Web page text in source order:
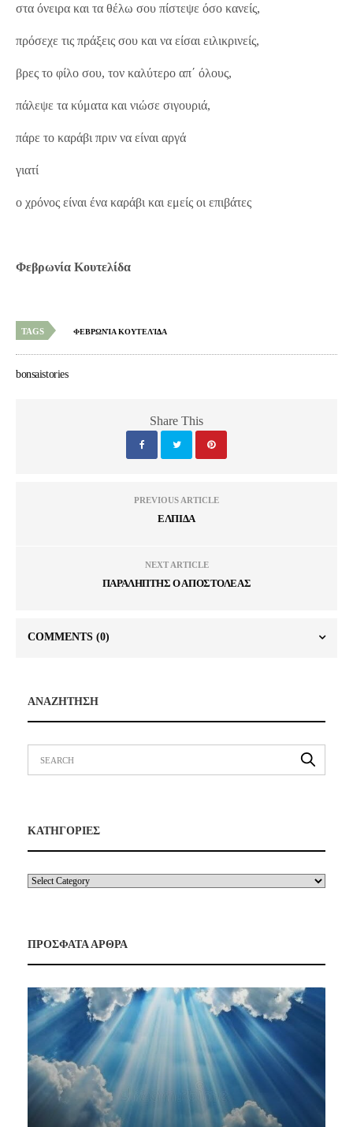
στα όνειρα και τα θέλω σου πίστεψε όσο κανείς,
πρόσεχε τις πράξεις σου και να είσαι ειλικρινείς,
βρες το φίλο σου, τον καλύτερο απ΄ όλους,
πάλεψε τα κύματα και νιώσε σιγουριά,
πάρε το καράβι πριν να είναι αργά
γιατί
ο χρόνος είναι ένα καράβι και εμείς οι επιβάτες
Φεβρωνία Κουτελίδα
TAGS ΦΕΒΡΩΝΊΑ ΚΟΥΤΕΛΊΔΑ
bonsaistories
Share This
PREVIOUS ARTICLE
ΕΛΠΙΔΑ
NEXT ARTICLE
ΠΑΡΑΛΗΠΤΗΣ Ο ΑΠΟΣΤΟΛΕΑΣ
COMMENTS (0)
ΑΝΑΖΗΤΗΣΗ
ΚΑΤΗΓΟΡΙΕΣ
ΠΡΟΣΦΑΤΑ ΑΡΘΡΑ